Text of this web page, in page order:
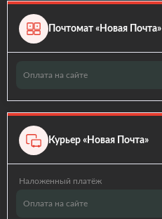
Почтомат «Новая Почта»
Оплата на сайте
Курьер «Новая Почта»
Наложенный платёж
Оплата на сайте